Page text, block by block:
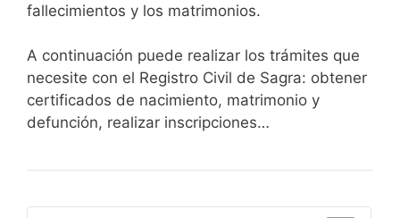
fallecimientos y los matrimonios.
A continuación puede realizar los trámites que
necesite con el Registro Civil de Sagra: obtener
certificados de nacimiento, matrimonio y
defunción, realizar inscripciones…